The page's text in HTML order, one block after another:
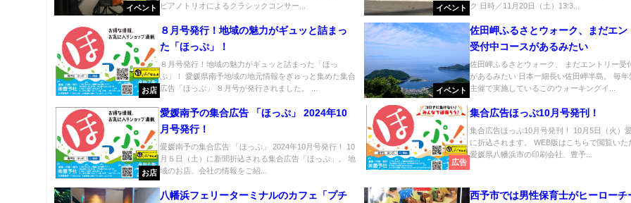
イベント
ピアノトリオによるクラシックコンサー...
イベント
ク 日時／11月20日（土）13:3...
お店
８月号発行！地域の魅力がギュッと詰まっ
た「ほっぷ」！
８月号発行！地域の魅力がギュッと詰まった「ほっ
ぷ」！ 愛媛県南予地域の地元情報をぎゅっと集めた集合
広告「ほっぷ」 ８月号が発行されました。 ...
イベント
佐田岬ふるさとウォーク、まだエン
受付中コースがあるみたい
佐田岬ふるさとウォーク、 まだエントリー受
があるみたい 日本一細長い佐田岬半島。 毎年
主催で実施しているこのウォーキングイ...
お店
愛媛南予の集合広告 「ほっぷ」 2024年10
月号発行！
愛媛南予の集合広告 「ほっぷ」 2024年10月号発行！ 10
月５日（土）に新聞折込される集合広告「ほっぷ」。 地
域のお店、会社の情報をご紹...
広告
集合広告ほっぷ10月号発刊！
集合広告ほっぷ10月号発刊！ 10月5日（火）
に折込されます。 WEB版はこちらで閲覧いた
愛媛県八幡浜市の印刷会社、豊予...
八幡浜フェリーターミナルのカフェ「プチ 西予市では男性保育士がヒーローチ